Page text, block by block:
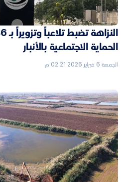
الحماية الاجتماعية بالأنبار
الجمعة 6 فبراير 2026 02:21 م